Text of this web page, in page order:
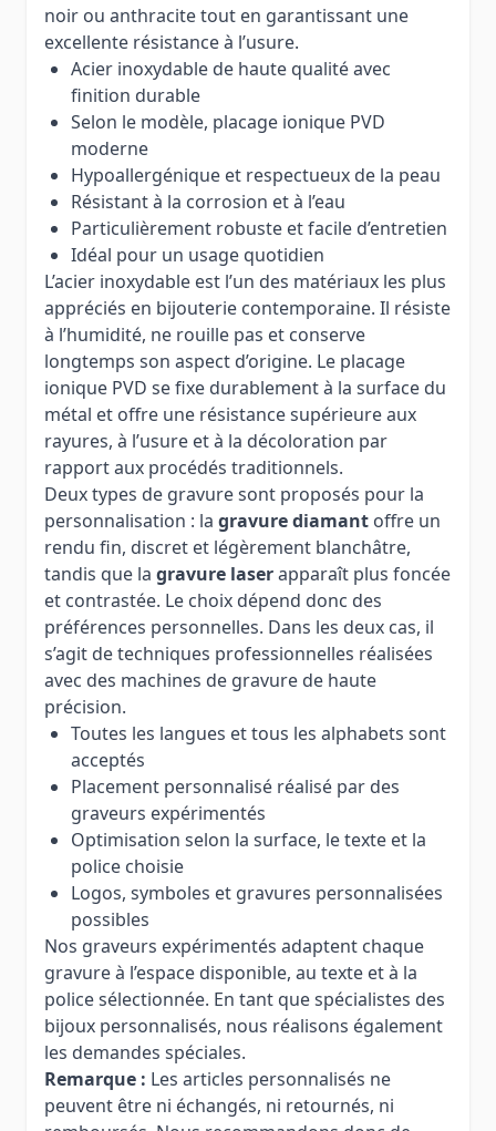
noir ou anthracite tout en garantissant une
excellente résistance à l’usure.
Acier inoxydable de haute qualité avec
finition durable
Selon le modèle, placage ionique PVD
moderne
Hypoallergénique et respectueux de la peau
Résistant à la corrosion et à l’eau
Particulièrement robuste et facile d’entretien
Idéal pour un usage quotidien
L’acier inoxydable est l’un des matériaux les plus
appréciés en bijouterie contemporaine. Il résiste
à l’humidité, ne rouille pas et conserve
longtemps son aspect d’origine. Le placage
ionique PVD se fixe durablement à la surface du
métal et offre une résistance supérieure aux
rayures, à l’usure et à la décoloration par
rapport aux procédés traditionnels.
Deux types de gravure sont proposés pour la
personnalisation : la gravure diamant offre un
rendu fin, discret et légèrement blanchâtre,
tandis que la gravure laserapparaît plus foncée
et contrastée. Le choix dépend donc des
préférences personnelles. Dans les deux cas, il
s’agit de techniques professionnelles réalisées
avec des machines de gravure de haute
précision.
Toutes les langues et tous les alphabets sont
acceptés
Placement personnalisé réalisé par des
graveurs expérimentés
Optimisation selon la surface, le texte et la
police choisie
Logos, symboles et gravures personnalisées
possibles
Nos graveurs expérimentés adaptent chaque
gravure à l’espace disponible, au texte et à la
police sélectionnée. En tant que spécialistes des
bijoux personnalisés, nous réalisons également
les demandes spéciales.
Remarque : Les articles personnalisés ne
peuvent être ni échangés, ni retournés, ni